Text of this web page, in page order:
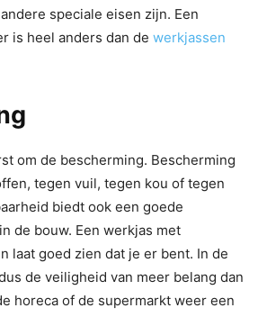
speciale eisen zijn. Een
is heel anders dan de werkjassen
om de bescherming. Bescherming
tegen vuil, tegen kou of tegen
biedt ook een goede
de bouw. Een werkjas met
laat goed zien dat je er bent. In de
de veiligheid van meer belang dan
horeca of de supermarkt weer een